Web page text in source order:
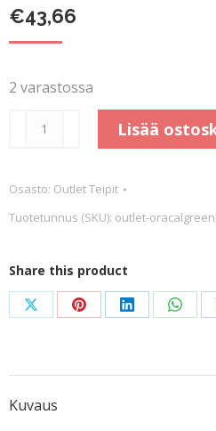
€43,66
2 varastossa
Outlet
Blue
matta
Lisää
Osasto: Outlet Teipit
Tuotetunnus (SKU): outlet-
Share this product
Share
X
Share
Pinterest
Share
LinkedIn
Share
Kuvaus